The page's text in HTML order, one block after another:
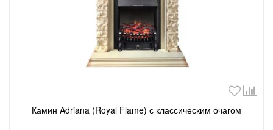
Камин Adriana (Royal Flame) с классическим очагом